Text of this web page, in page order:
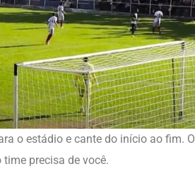
o estádio e cante do início ao fim. O
precisa de você.